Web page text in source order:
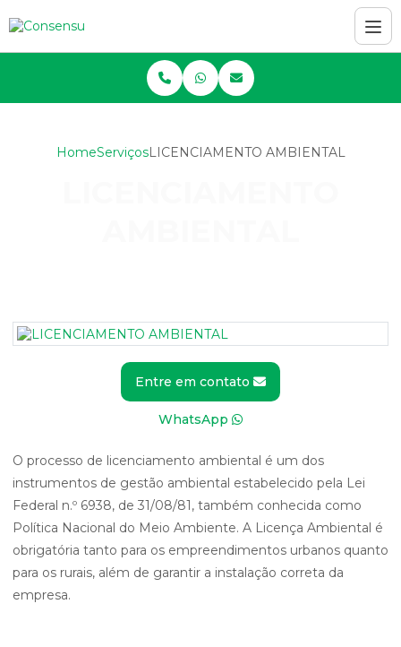
HomeServiçosLICENCIAMENTO AMBIENTAL
Entre em contato
WhatsApp
O processo de licenciamento ambiental é um dos
instrumentos de gestão ambiental estabelecido pela Lei
Federal n.º 6938, de 31/08/81, também conhecida como
Política Nacional do Meio Ambiente. A Licença Ambiental é
obrigatória tanto para os empreendimentos urbanos quanto
para os rurais, além de garantir a instalação correta da
empresa.